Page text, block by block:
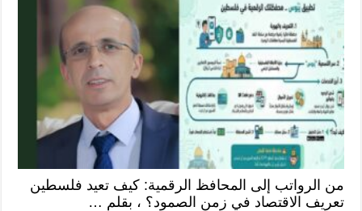
من الرواتب إلى المحافظ الرقمية: كيف تعيد فلسطين
تعريف الاقتصاد في زمن الصمود؟ ، بقلم …